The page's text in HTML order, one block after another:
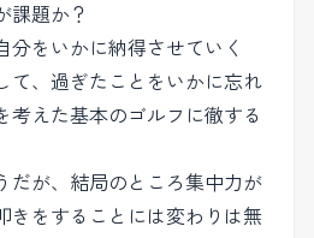
課題か？
分をいかに納得させていく
て、過ぎたことをいかに忘れ
考えた基本のゴルフに徹する
だが、結局のところ集中力が
きをすることには変わりは無